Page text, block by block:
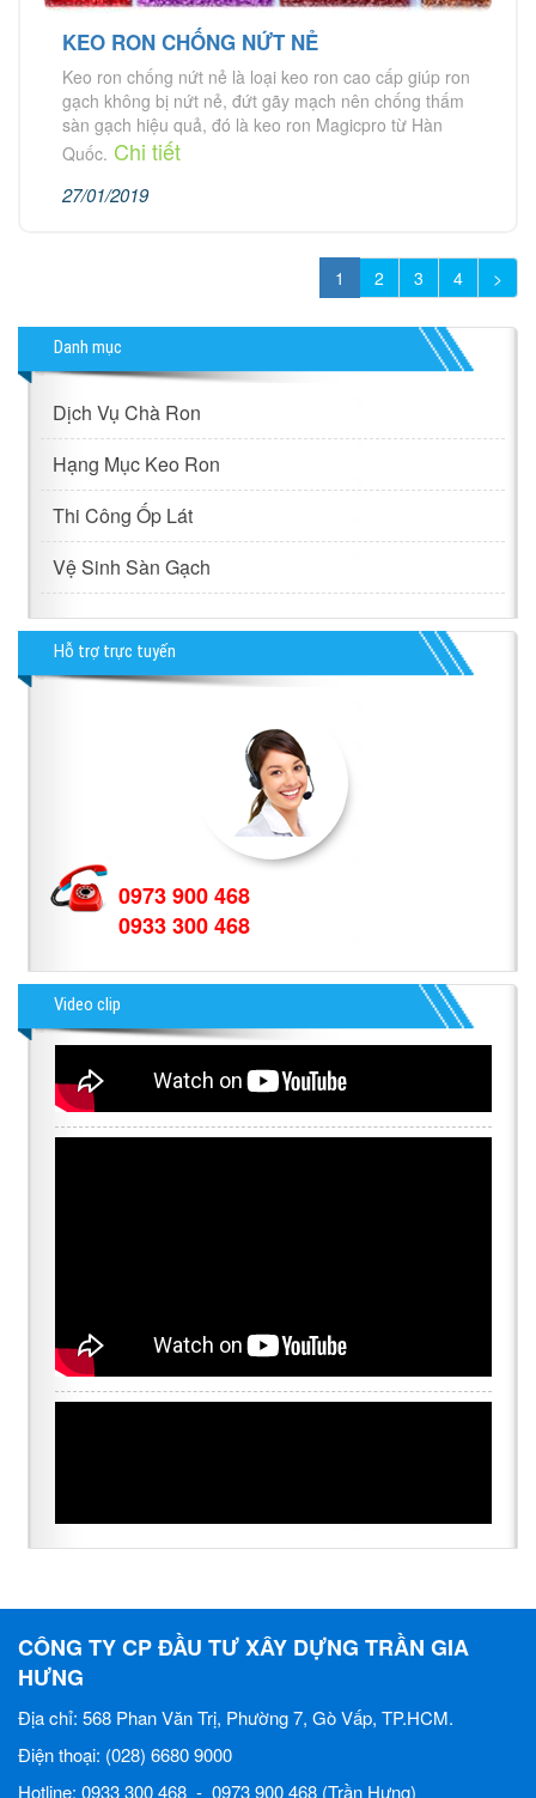
KEO RON CHỐNG NỨT NẺ
Keo ron chống nứt nẻ là loại keo ron cao cấp giúp ron
gạch không bị nứt nẻ, đứt gãy mạch nên chống thấm
sàn gạch hiệu quả, đó là keo ron Magicpro từ Hàn
Quốc. Chi tiết
27/01/2019
1 2 3 4 >
Danh mục
Dịch Vụ Chà Ron
Hạng Mục Keo Ron
Thi Công Ốp Lát
Vệ Sinh Sàn Gạch
Hỗ trợ trực tuyến
0973 900 468
0933 300 468
Video clip
CÔNG TY CP ĐẦU TƯ XÂY DỰNG TRẦN GIA
HƯNG
Địa chỉ: 568 Phan Văn Trị, Phường 7, Gò Vấp, TP.HCM.
Điện thoại: (028) 6680 9000
Hotline: 0933 300 468 - 0973 900 468 (Trần Hưng)